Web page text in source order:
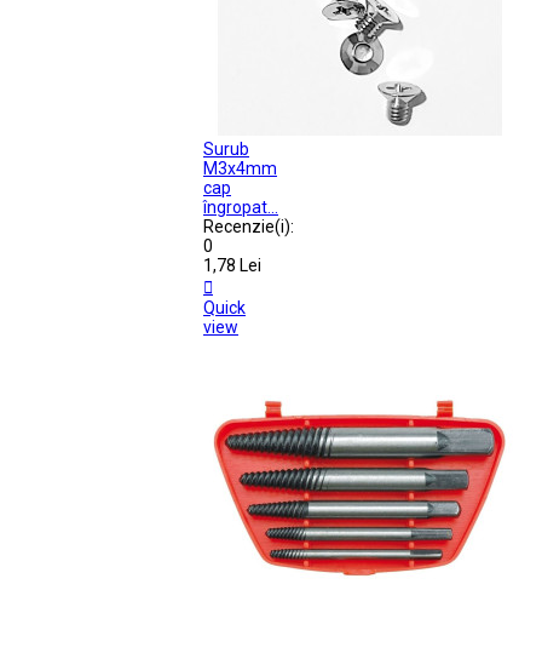
Surub
M3x4mm
cap
îngropat...
Recenzie(i):
0
1,78 Lei

Quick
view